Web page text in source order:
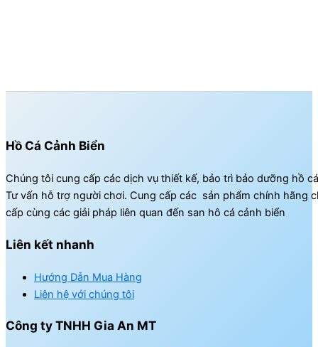
Hồ Cá Cảnh Biển
Chúng tôi cung cấp các dịch vụ thiết kế, bảo trì bảo dưỡng hồ
Tư vấn hỗ trợ người chơi. Cung cấp các sản phẩm chính hãng
cấp cùng các giải pháp liên quan đến san hô cá cảnh biển
Liên kết nhanh
Hướng Dẫn Mua Hàng
Liên hệ với chúng tôi
Công ty TNHH Gia An MT